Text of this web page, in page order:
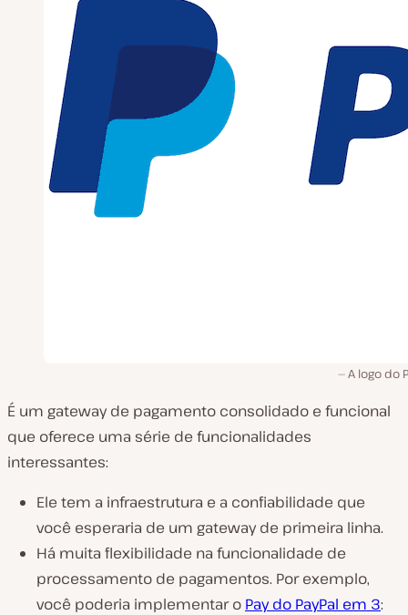
A logo do
É um gateway de pagamento consolidado e funcional
que oferece uma série de funcionalidades
interessantes:
Ele tem a infraestrutura e a confiabilidade que
você esperaria de um gateway de primeira linha.
Há muita flexibilidade na funcionalidade de
processamento de pagamentos. Por exemplo,
você poderia implementar o Pay do PayPal em 3: